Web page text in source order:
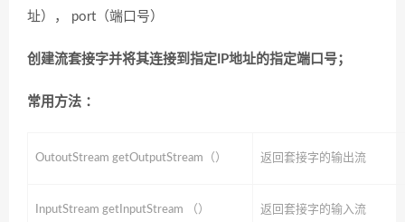
址）， port（端口号）
创建流套接字并将其连接到指定IP地址的指定端口号；
常用方法 ：
OutoutStream getOutputStream（） 返回套接字的输出流
InputStream getInputStream （） 返回套接字的输入流